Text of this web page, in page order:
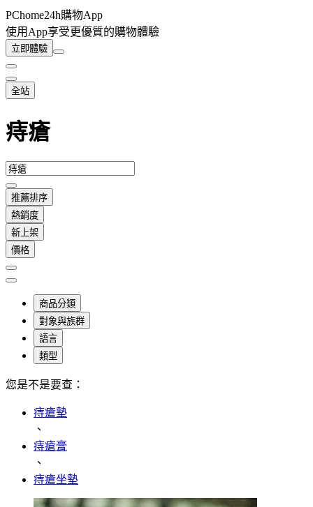
PChome24h購物App
使用App享受更優質的購物體驗
立即體驗
全站
痔瘡
推薦排序
熱銷度
新上架
價格
商品分類
對象與族群
語言
類型
您是不是要查：
痔瘡墊
、
痔瘡膏
、
痔瘡坐墊